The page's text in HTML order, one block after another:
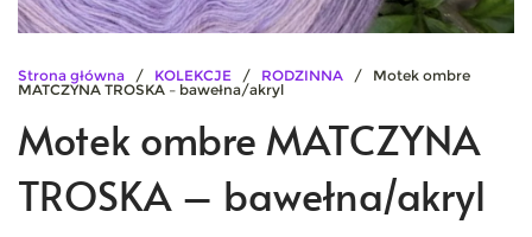
Strona główna / KOLEKCJE / RODZINNA / Motek ombre
MATCZYNA TROSKA – bawełna/akryl
Motek ombre MATCZYNA
TROSKA – bawełna/akryl